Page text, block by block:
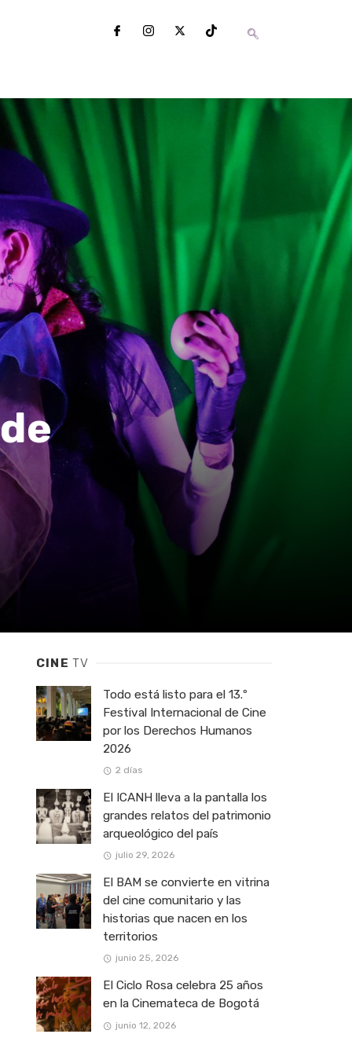
CINETV
Todo está listo para el 13.º
Festival Internacional de Cine
por los Derechos Humanos
2026
2 días
El ICANH lleva a la pantalla los
grandes relatos del patrimonio
arqueológico del país
julio 29, 2026
El BAM se convierte en vitrina
del cine comunitario y las
historias que nacen en los
territorios
junio 25, 2026
El Ciclo Rosa celebra 25 años
en la Cinemateca de Bogotá
junio 12, 2026